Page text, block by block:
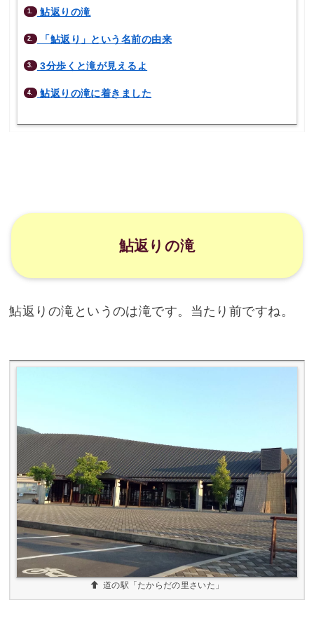
1. 鮎返りの滝
2. 「鮎返り」という名前の由来
3. 3分歩くと滝が見えるよ
4. 鮎返りの滝に着きました
鮎返りの滝
鮎返りの滝というのは滝です。当たり前ですね。
道の駅「たからだの里さいた」